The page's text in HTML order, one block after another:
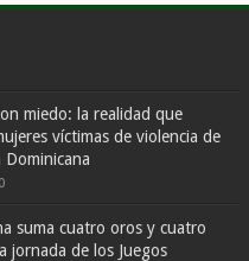
miedo: la realidad que
víctimas de violencia de
Dominicana
0
suma cuatro oros y cuatro
jornada de los Juegos